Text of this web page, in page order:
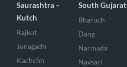
Saurashtra –
Kutch
Rajkot
Junagadh
Kachchh
South Gujarat
Bharuch
Dang
Narmada
Navsari